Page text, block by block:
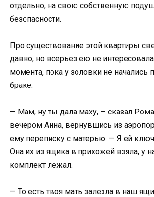
отдельно, на свою собственную
безопасности.
Про существование этой квартиры
давно, но всерьёз ею не
момента, пока у золовки не начались
браке.
— Мам, ну ты дала маху, — сказал
вечером Анна, вернувшись из
ему переписку с матерью. — Я ей
Она их из ящика в прихожей взяла, у
комплект лежал.
— То есть твоя мать залезла в наш